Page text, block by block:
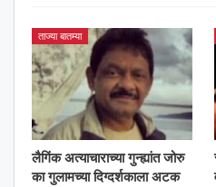
ताज्या बातम्या
लैगिंक अत्याचाराच्या गुन्ह्यांत जोरु
का गुलामच्या दिग्दर्शकाला अटक